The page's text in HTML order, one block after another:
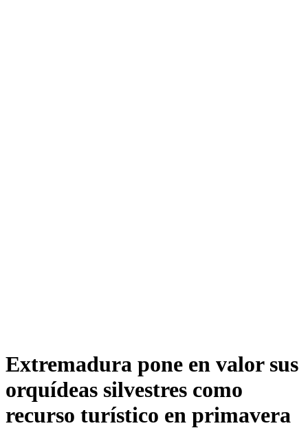
Extremadura pone en valor sus
orquídeas silvestres como
recurso turístico en primavera